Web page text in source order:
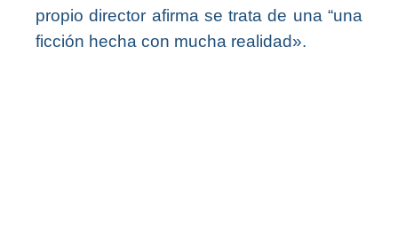
propio director afirma se trata de una “una
ficción hecha con mucha realidad».